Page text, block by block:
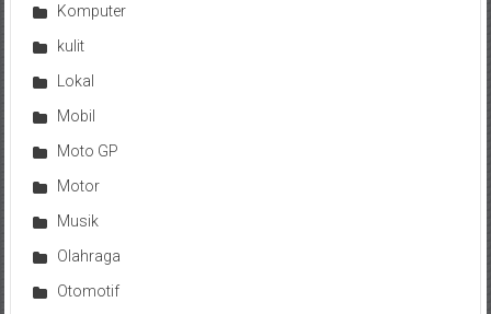
Komputer
kulit
Lokal
Mobil
Moto GP
Motor
Musik
Olahraga
Otomotif